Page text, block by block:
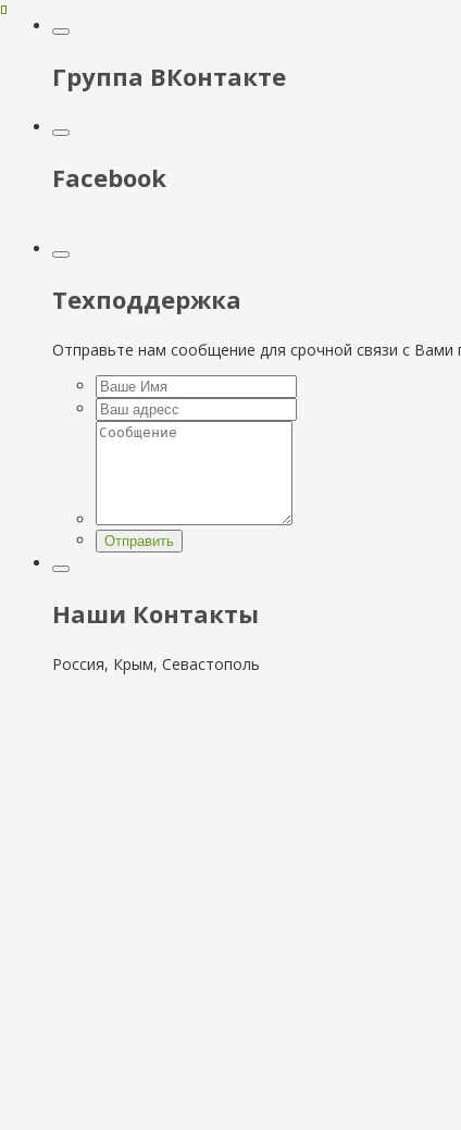
Группа ВКонтакте
Facebook
Техподдержка
Отправьте нам сообщение для срочной связи с Вами
Отправить
Наши Контакты
Россия, Крым, Севастополь